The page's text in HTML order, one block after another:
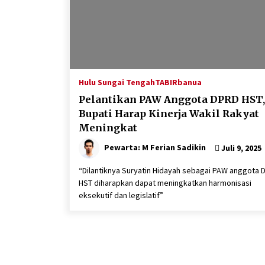
Hulu Sungai TengahTABIRbanua
Pelantikan PAW Anggota DPRD HST,
Bupati Harap Kinerja Wakil Rakyat
Meningkat
Pewarta: M Ferian Sadikin Juli 9, 2025
“Dilantiknya Suryatin Hidayah sebagai PAW anggota
HST diharapkan dapat meningkatkan harmonisasi
eksekutif dan legislatif”